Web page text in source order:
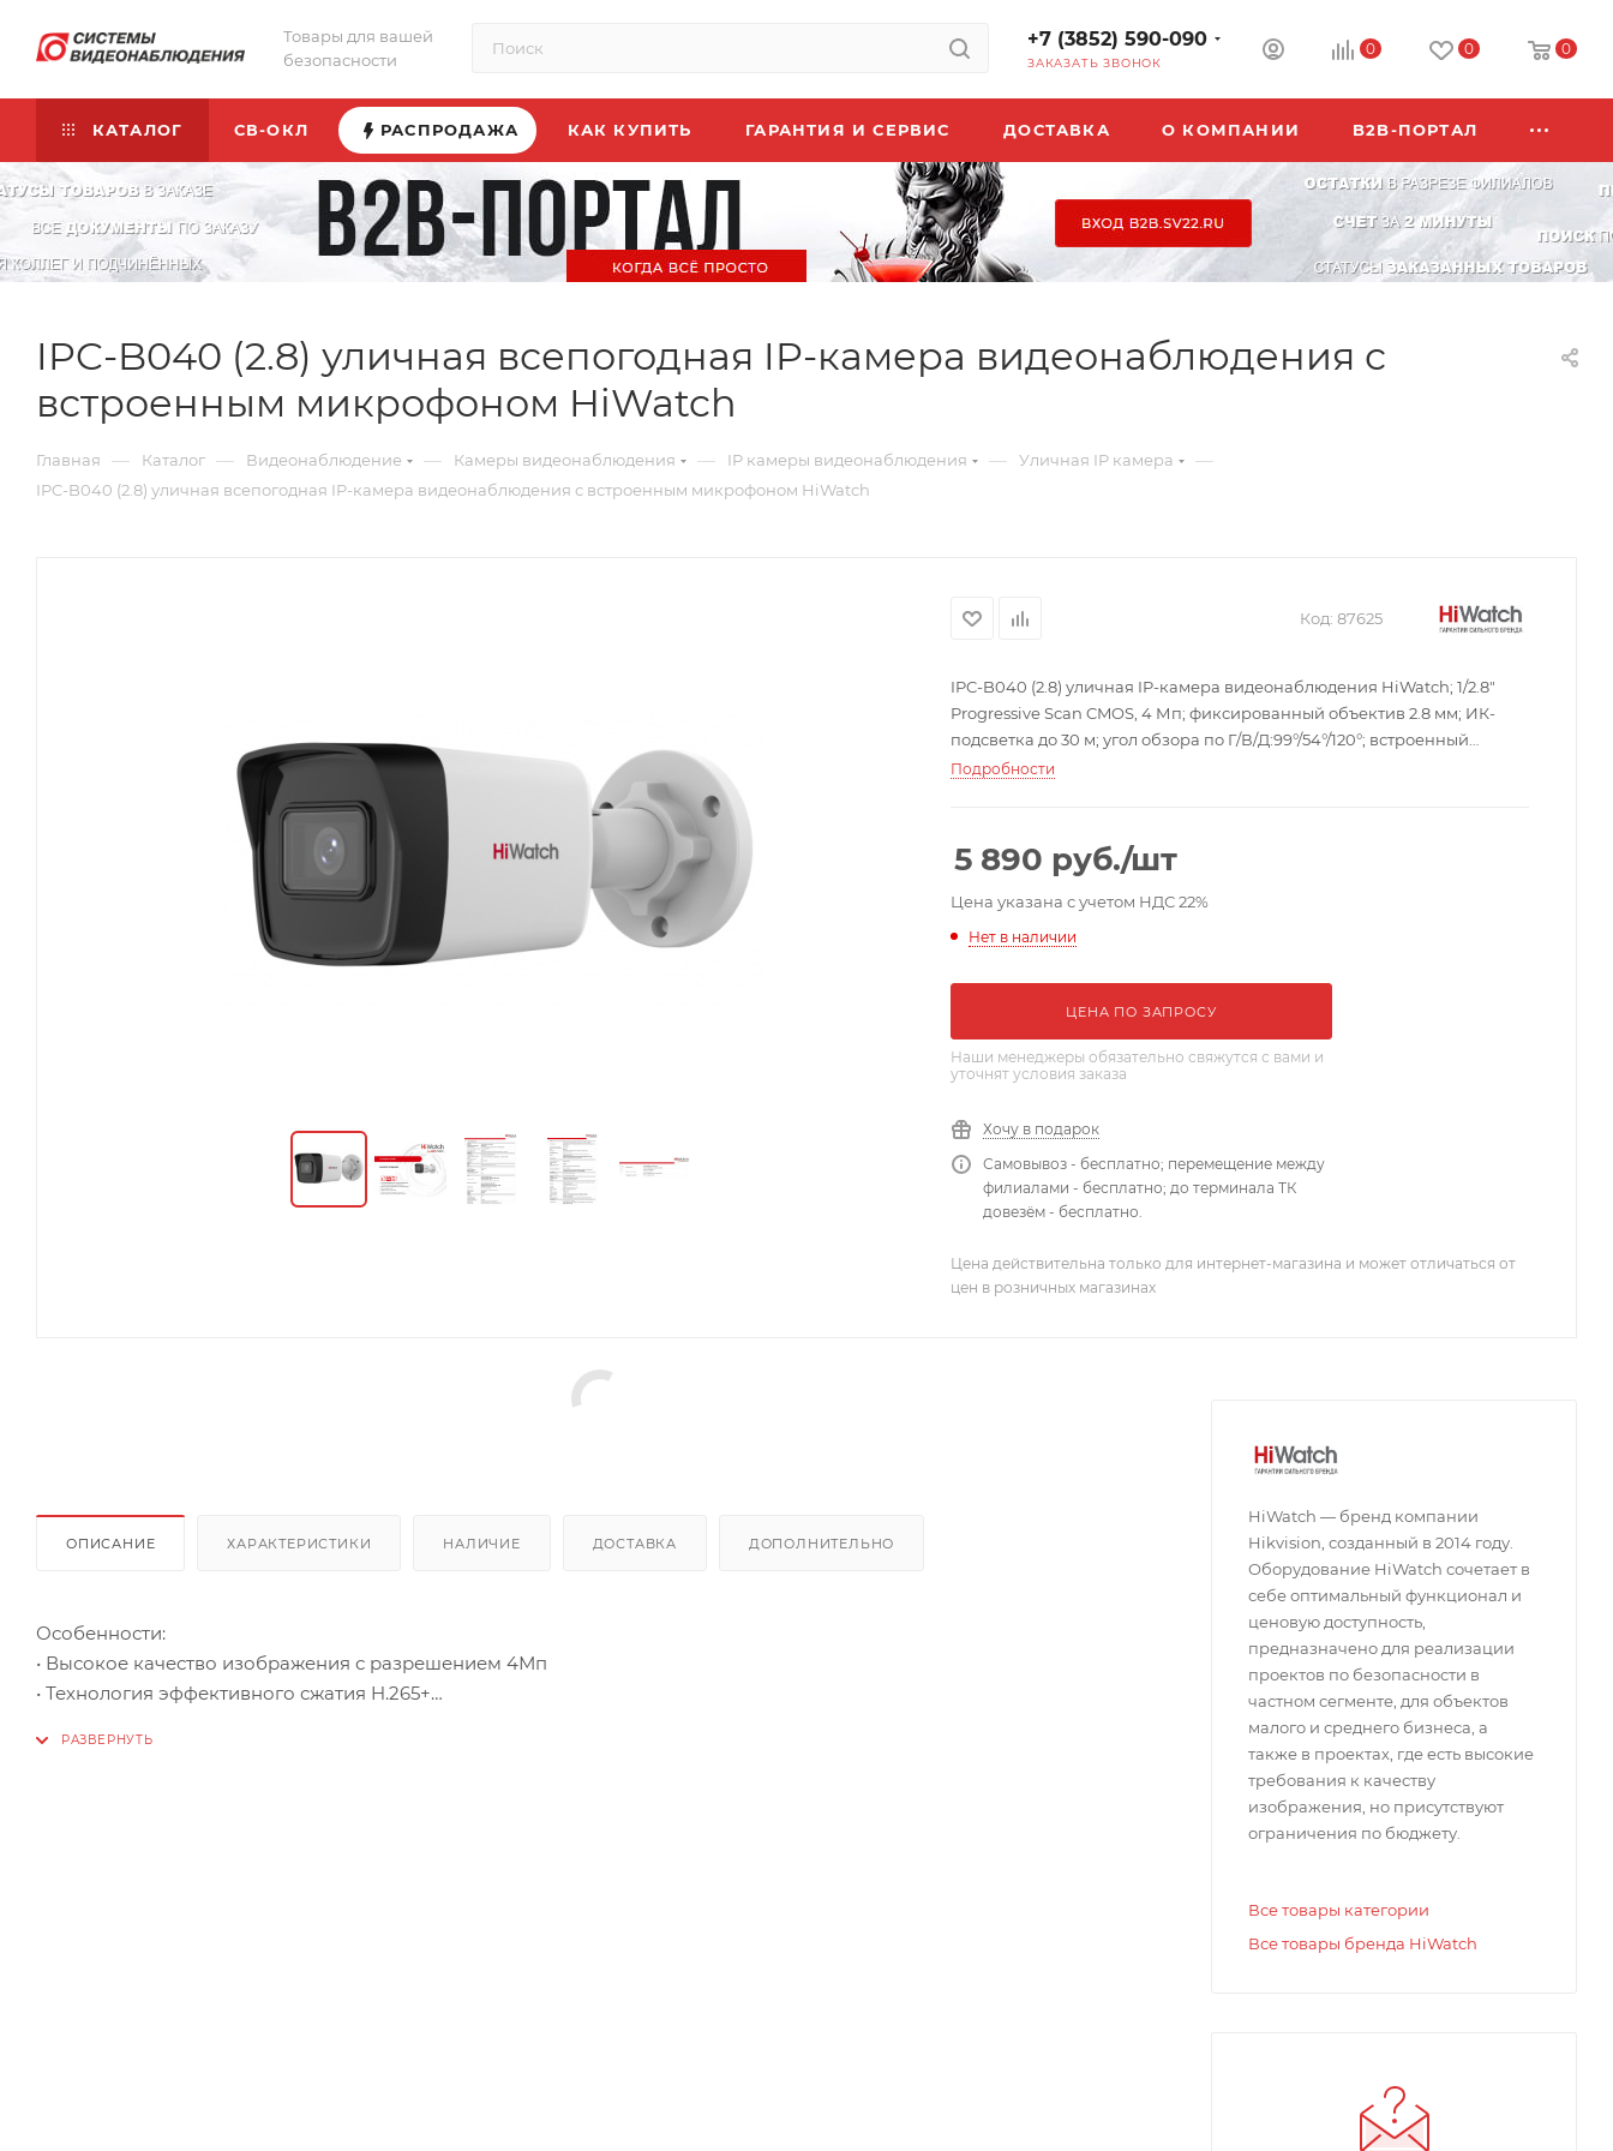
Товары для вашей
безопасности
+7 (3852) 590-090
ЗАКАЗАТЬ ЗВОНОК
0 0 0
КАТАЛОГ СВ-ОКЛ РАСПРОДАЖА КАК КУПИТЬ ГАРАНТИЯ И СЕРВИС ДОСТАВКА О КОМПАНИИ B2B-ПОРТАЛ
IPC-B040 (2.8) уличная всепогодная IP-камера видеонаблюдения с
встроенным микрофоном HiWatch
Главная — Каталог — Видеонаблюдение — Камеры видеонаблюдения — IP камеры видеонаблюдения — Уличная IP камера —
IPC-B040 (2.8) уличная всепогодная IP-камера видеонаблюдения с встроенным микрофоном HiWatch
Код: 87625
IPC-B040 (2.8) уличная IP-камера видеонаблюдения HiWatch; 1/2.8"
Progressive Scan CMOS, 4 Мп; фиксированный объектив 2.8 мм; ИК-
подсветка до 30 м; угол обзора по Г/В/Д:99°/54°/120°; встроенный
микрофон; H.265/H.264/MJPEG; PoE; WDR; 3D DNR; IP67; -40...+60°C;
Подробности
5 890 руб./шт
Цена указана с учетом НДС 22%
Нет в наличии
ЦЕНА ПО ЗАПРОСУ
Наши менеджеры обязательно свяжутся с вами и
уточнят условия заказа
Хочу в подарок
Самовывоз - бесплатно; перемещение между
филиалами - бесплатно; до терминала ТК
довезём - бесплатно.
Цена действительна только для интернет-магазина и может отличаться от
цен в розничных магазинах
ОПИСАНИЕ ХАРАКТЕРИСТИКИ НАЛИЧИЕ ДОСТАВКА ДОПОЛНИТЕЛЬНО
Особенности:
• Высокое качество изображения с разрешением 4Мп
• Технология эффективного сжатия H.265+
HiWatch — бренд компании
Hikvision, созданный в 2014 году.
Оборудование HiWatch сочетает в
себе оптимальный функционал и
ценовую доступность,
предназначено для реализации
проектов по безопасности в
частном сегменте, для объектов
малого и среднего бизнеса, а
также в проектах, где есть высокие
требования к качеству
изображения, но присутствуют
ограничения по бюджету.
Все товары категории
Все товары бренда HiWatch